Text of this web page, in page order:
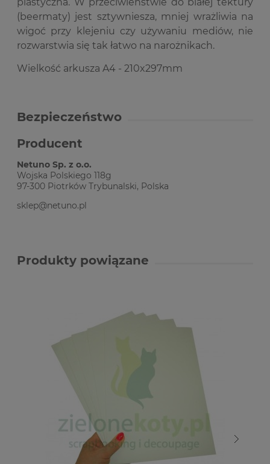
(beermaty) jest sztywniesza, mniej wrażliwia na
wigoć przy klejeniu czy używaniu mediów, nie
rozwarstwia się tak łatwo na narożnikach.
Wielkość arkusza A4 - 210x297mm
Bezpieczeństwo
Producent
Netuno Sp. z o.o.
Wojska Polskiego 118g
97-300 Piotrków Trybunalski, Polska
sklep@netuno.pl
Produkty powiązane